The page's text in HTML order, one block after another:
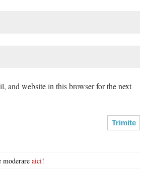
and website in this browser for the next
aici!